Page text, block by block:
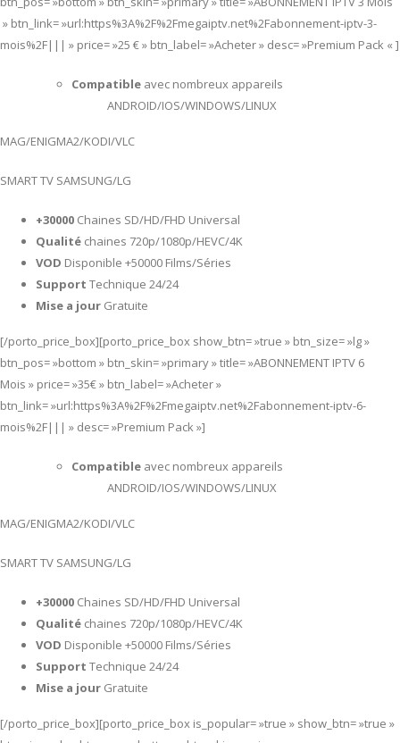
» btn_link= »url:https%3A%2F%2Fmegaiptv.net%2Fabonnement-iptv-3-
mois%2F||| » price= »25 € » btn_label= »Acheter » desc= »Premium Pack « ]
Compatible avec nombreux appareils
ANDROID/IOS/WINDOWS/LINUX
MAG/ENIGMA2/KODI/VLC
SMART TV SAMSUNG/LG
+30000 Chaines SD/HD/FHD Universal
Qualité chaines 720p/1080p/HEVC/4K
VOD Disponible +50000 Films/Séries
Support Technique 24/24
Mise a jour Gratuite
[/porto_price_box][porto_price_box show_btn= »true » btn_size= »lg »
btn_pos= »bottom » btn_skin= »primary » title= »ABONNEMENT IPTV 6
Mois » price= »35€ » btn_label= »Acheter »
btn_link= »url:https%3A%2F%2Fmegaiptv.net%2Fabonnement-iptv-6-
mois%2F||| » desc= »Premium Pack »]
Compatible avec nombreux appareils
ANDROID/IOS/WINDOWS/LINUX
MAG/ENIGMA2/KODI/VLC
SMART TV SAMSUNG/LG
+30000 Chaines SD/HD/FHD Universal
Qualité chaines 720p/1080p/HEVC/4K
VOD Disponible +50000 Films/Séries
Support Technique 24/24
Mise a jour Gratuite
[/porto_price_box][porto_price_box is_popular= »true » show_btn= »true »